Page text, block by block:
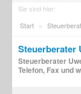
Steuersoftware
Steuer-News
Sie sind hier:
Start »
Steuerberater
Steuerberater
Telefon, Fax und